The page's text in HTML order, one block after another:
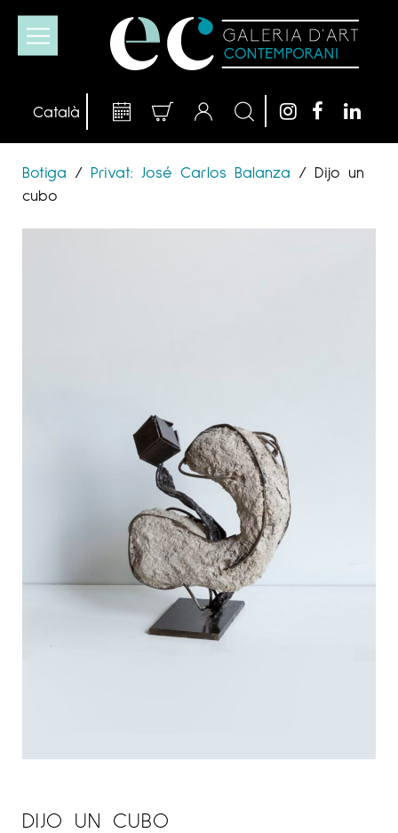
Botiga / Privat: José Carlos Balanza / Dijo un
cubo
DIJO UN CUBO